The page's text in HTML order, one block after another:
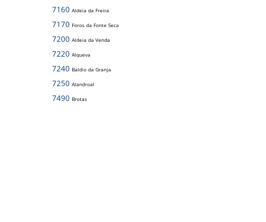
7160 Aldeia da Freira
7170 Foros da Fonte Seca
7200 Aldeia da Venda
7220 Alqueva
7240 Baldio da Granja
7250 Alandroal
7490 Brotas